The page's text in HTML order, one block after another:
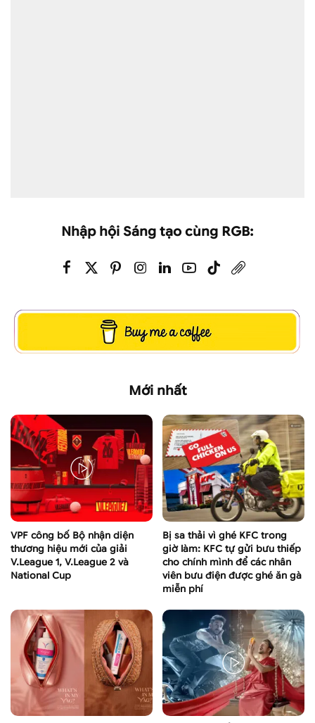
Nhập hội Sáng tạo cùng RGB:
Mới nhất
VPF công bố Bộ nhận diện
thương hiệu mới của giải
V.League 1, V.League 2 và
National Cup
Bị sa thải vì ghé KFC trong
giờ làm: KFC tự gửi bưu thiếp
cho chính mình để các nhân
viên bưu điện được ghé ăn gà
miễn phí